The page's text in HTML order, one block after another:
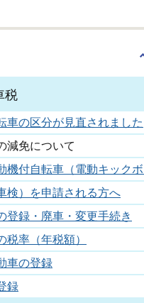
税
車の区分が見直されました
減免について
機付自転車（電動キック
検）を申請される方へ
登録・廃車・変更手続き
税率（年税額）
車の登録
録